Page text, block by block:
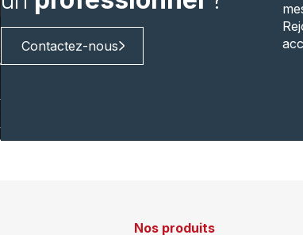
Contactez-nous
Nos produits